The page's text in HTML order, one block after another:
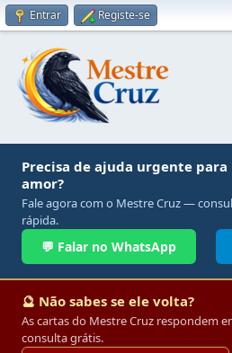
Entrar Registe-se
Precisa de ajuda urgente para
amor?
Fale agora com o Mestre Cruz —
rápida.
💬 Falar no WhatsApp
🔮 Não sabes se ele volta?
As cartas do Mestre Cruz respondem
consulta grátis.